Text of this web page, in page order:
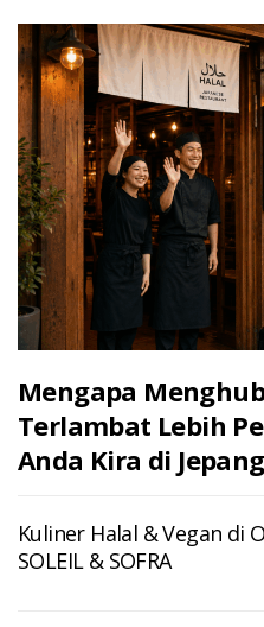
Mengapa
Terlambat Lebih
Anda Kira di Jepang
Kuliner Halal & Vegan di
SOLEIL & SOFRA